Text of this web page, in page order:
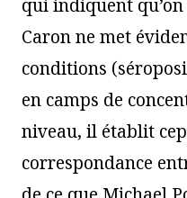
qui indiquent
Caron ne met
conditions
en camps de
niveau, il établit
correspondance